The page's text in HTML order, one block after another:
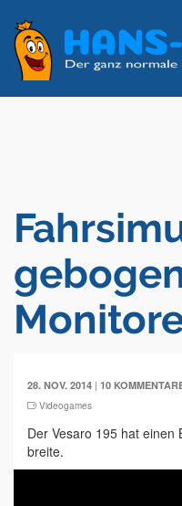
28. NOV. 2014 | 10
Videogames
Der Vesaro 195 hat einen
breite.